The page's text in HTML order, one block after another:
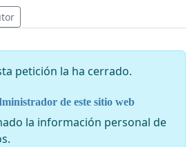
del Estado Palestino,
voto de los países miembros.
petición la ha cerrado.
de este sitio web
la información personal de